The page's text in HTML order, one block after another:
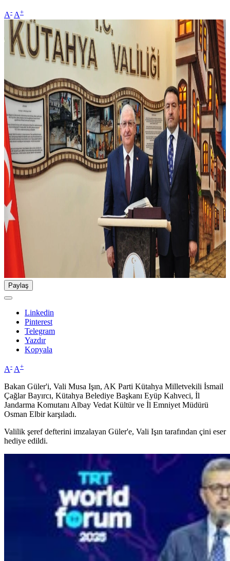
A- A+
Paylaş
Linkedin
Pinterest
Telegram
Yazdır
Kopyala
A- A+
Bakan Güler'i, Vali Musa Işın, AK Parti Kütahya Milletvekili İsmail
Çağlar Bayırcı, Kütahya Belediye Başkanı Eyüp Kahveci, İl
Jandarma Komutanı Albay Vedat Kültür ve İl Emniyet Müdürü
Osman Elbir karşıladı.
Valilik şeref defterini imzalayan Güler'e, Vali Işın tarafından çini eser
hediye edildi.